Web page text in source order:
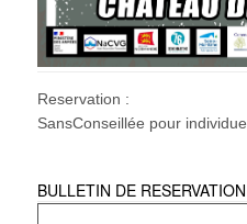
Reservation :
SansConseillée pour
BULLETIN DE